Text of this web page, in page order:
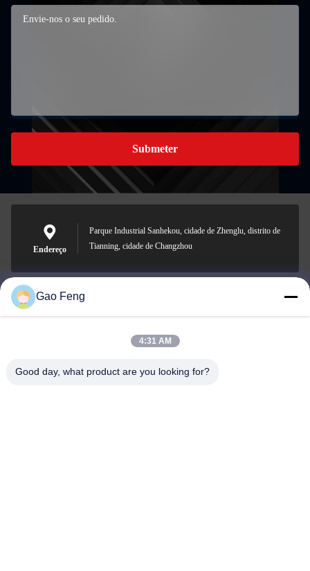
Submeter
Endereço
Parque Industrial Sanhekou, cidade de Zhenglu, distrito de
Tianning, cidade de Changzhou
suli@sulidry.com
Gao Feng
4:31 AM
Good day, what product are you looking for?